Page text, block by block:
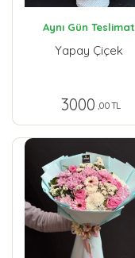
Aynı Gün Teslimat
Yapay Çiçek
3000 ,00 TL